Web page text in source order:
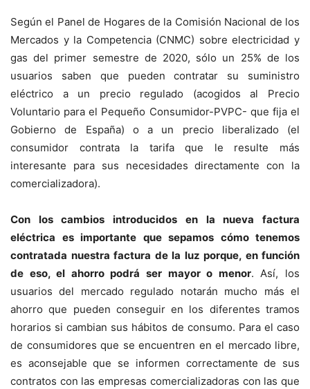
Según el Panel de Hogares de la Comisión Nacional de los
Mercados y la Competencia (CNMC) sobre electricidad y
gas del primer semestre de 2020, sólo un 25% de los
usuarios saben que pueden contratar su suministro
eléctrico a un precio regulado (acogidos al Precio
Voluntario para el Pequeño Consumidor-PVPC- que fija el
Gobierno de España) o a un precio liberalizado (el
consumidor contrata la tarifa que le resulte más
interesante para sus necesidades directamente con la
comercializadora).
Con los cambios introducidos en la nueva factura
eléctrica es importante que sepamos cómo tenemos
contratada nuestra factura de la luz porque, en función
de eso, el ahorro podrá ser mayor o menor. Así, los
usuarios del mercado regulado notarán mucho más el
ahorro que pueden conseguir en los diferentes tramos
horarios si cambian sus hábitos de consumo. Para el caso
de consumidores que se encuentren en el mercado libre,
es aconsejable que se informen correctamente de sus
contratos con las empresas comercializadoras con las que